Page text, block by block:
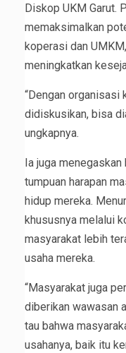
Diskop UKM Garut.
memaksimalkan
koperasi dan
meningkatkan
“Dengan
didiskusikan, bisa
ungkapnya.
Ia juga
tumpuan harapan
hidup mereka.
khususnya melalui
masyarakat lebih
usaha mereka.
“Masyarakat juga
diberikan wawasan
tau bahwa
usahanya, baik itu